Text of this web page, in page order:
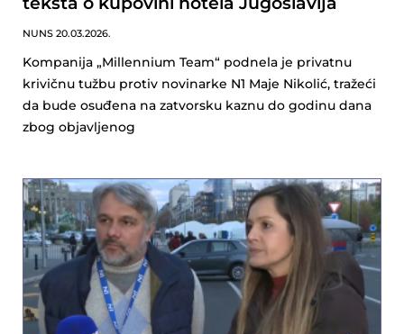
NUNS 20.03.2026.
Kompanija „Millennium Team“ podnela je privatnu
krivičnu tužbu protiv novinarke N1 Maje Nikolić, tražeći
da bude osuđena na zatvorsku kaznu do godinu dana
zbog objavljenog